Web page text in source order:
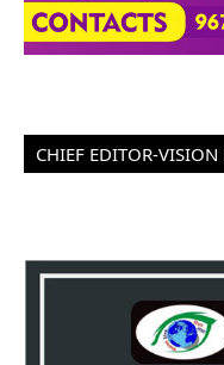
CHIEF EDITOR-VISION